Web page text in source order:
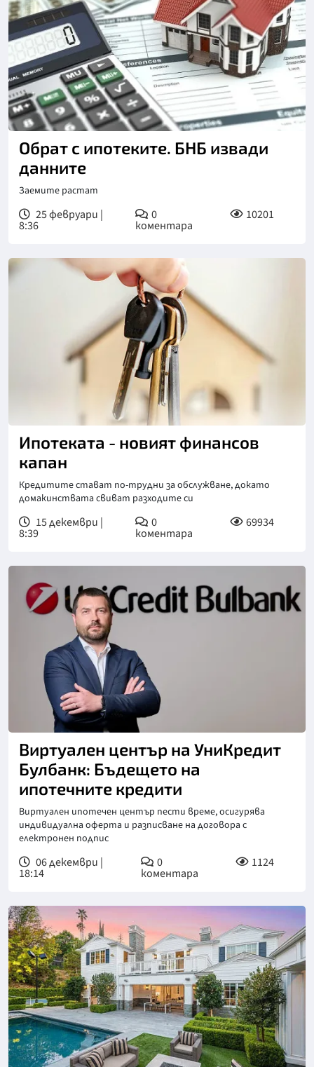
Обрат с ипотеките. БНБ извади
данните
Заемите растат
25 февруари |
8:36
0
коментара
10201
Ипотеката - новият финансов
капан
Кредитите стават по-трудни за обслужване, докато
домакинствата свиват разходите си
15 декември |
8:39
0
коментара
69934
Виртуален център на УниКредит
Булбанк: Бъдещето на
ипотечните кредити
Виртуален ипотечен център пести време, осигурява
индивидуална оферта и разписване на договора с
електронен подпис
06 декември |
18:14
0
коментара
1124